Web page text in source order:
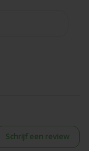
Schrijf een review